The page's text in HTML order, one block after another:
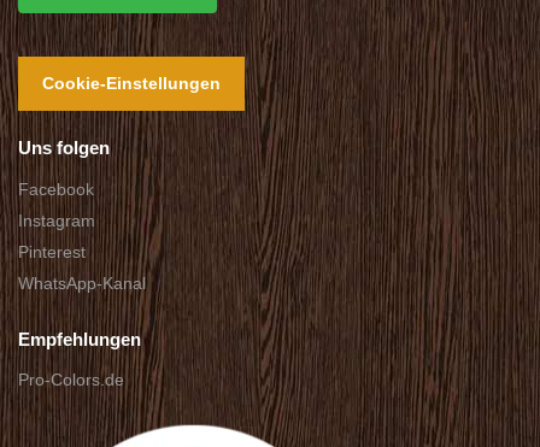
Cookie-Einstellungen
Uns folgen
Facebook
Instagram
Pinterest
WhatsApp-Kanal
Empfehlungen
Pro-Colors.de